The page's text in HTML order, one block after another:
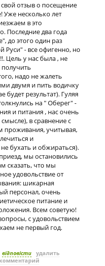
отзыв о посещение
Уже несколько лет
в это
Последние два года
до этого один раз
Руси" - все офигенно, но
Цель у нас была , не
получить
надо не жалеть
двумя и пить водичку
будет результат). Гуляя
на " Оберег" -
и питания , нас очень
в сравнение с
учитывая,
и
бухать и обжираться).
мы остановились
сказать, что мы
удовольствие от
шикарная
персонал, очень
питание и
Всем советую!
с удовольствием
не первый год.
відповісти удалить